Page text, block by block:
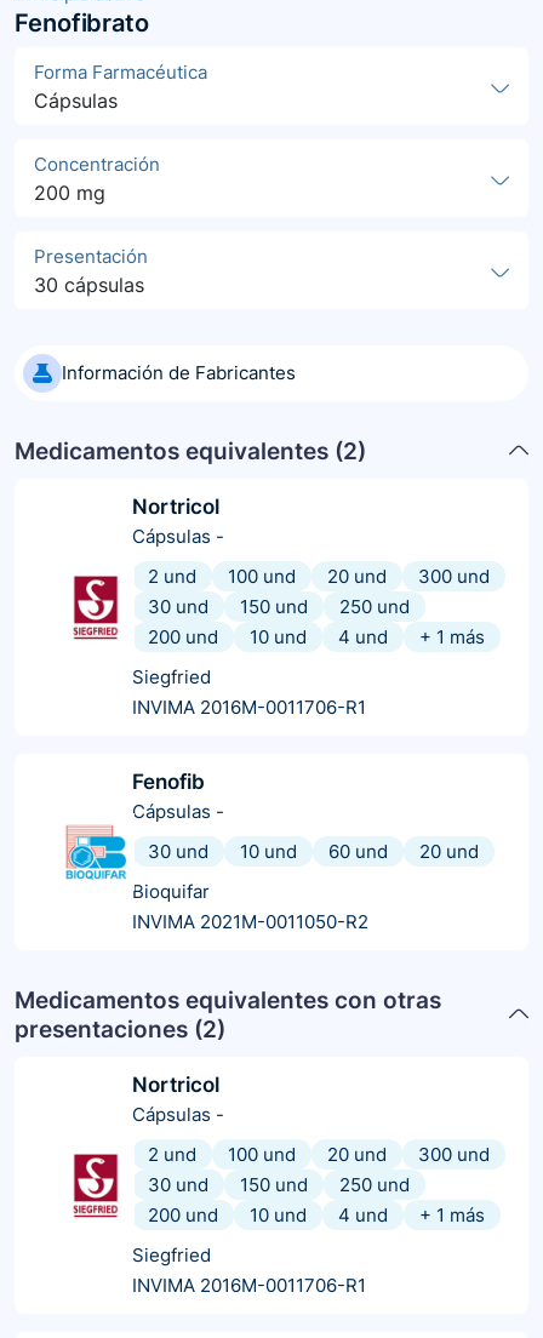
Fenofibrato
Forma Farmacéutica
Cápsulas
Concentración
200 mg
Presentación
30 cápsulas
Información de Fabricantes
Medicamentos equivalentes (2)
Nortricol
Cápsulas -
2 und
100 und 20 und
300 und
30 und
150 und
250 und
200 und
10 und 4 und + 1 más
Siegfried
INVIMA 2016M-0011706-R1
Fenofib
Cápsulas -
30 und
10 und 60 und
20 und
Bioquifar
INVIMA 2021M-0011050-R2
Medicamentos equivalentes con otras
presentaciones (2)
Nortricol
Cápsulas -
2 und
100 und 20 und
300 und
30 und
150 und
250 und
200 und
10 und 4 und + 1 más
Siegfried
INVIMA 2016M-0011706-R1